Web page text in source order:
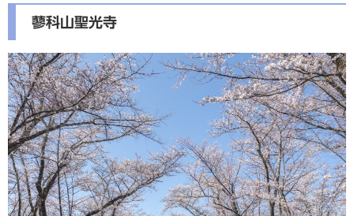
蓼科山聖光寺